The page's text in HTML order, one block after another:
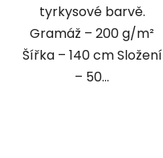
tyrkysové barvě.
Gramáž – 200 g/m²
Šířka – 140 cm Složení
– 50...